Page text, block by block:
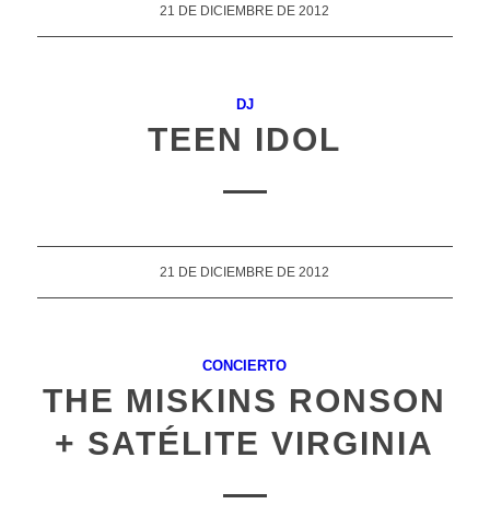
21 DE DICIEMBRE DE 2012
DJ
TEEN IDOL
21 DE DICIEMBRE DE 2012
CONCIERTO
THE MISKINS RONSON
+ SATÉLITE VIRGINIA